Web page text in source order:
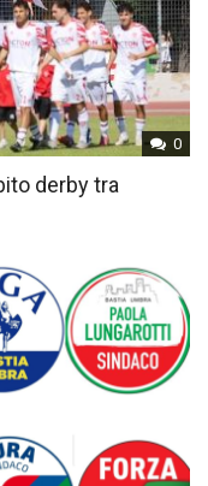
0
derby tra